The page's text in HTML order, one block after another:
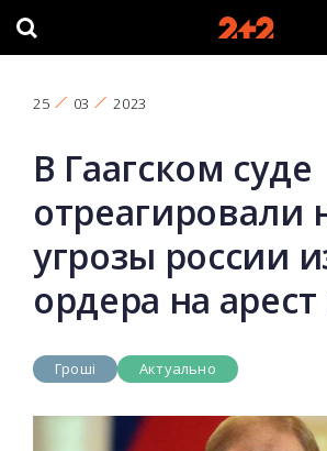
25 03 2023
В Гаагском суде
отреагировали
угрозы россии
ордера на
Гроші Актуально